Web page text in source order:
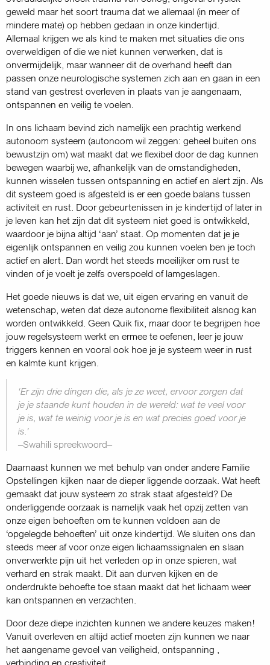
geweld maar het soort trauma dat we allemaal (in meer of
mindere mate) op hebben gedaan in onze kindertijd.
Allemaal krijgen we als kind te maken met situaties die ons
overweldigen of die we niet kunnen verwerken, dat is
onvermijdelijk, maar wanneer dit de overhand heeft dan
passen onze neurologische systemen zich aan en gaan in een
stand van gestrest overleven in plaats van je aangenaam,
ontspannen en veilig te voelen.
In ons lichaam bevind zich namelijk een prachtig werkend
autonoom systeem (autonoom wil zeggen: geheel buiten ons
bewustzijn om) wat maakt dat we flexibel door de dag kunnen
bewegen waarbij we, afhankelijk van de omstandigheden,
kunnen wisselen tussen ontspanning en actief en alert zijn. Als
dit systeem goed is afgesteld is er een goede balans tussen
activiteit en rust. Door gebeurtenissen in je kindertijd of later in
je leven kan het zijn dat dit systeem niet goed is ontwikkeld,
waardoor je bijna altijd ‘aan’ staat. Op momenten dat je je
eigenlijk ontspannen en veilig zou kunnen voelen ben je toch
actief en alert. Dan wordt het steeds moeilijker om rust te
vinden of je voelt je zelfs overspoeld of lamgeslagen.
Het goede nieuws is dat we, uit eigen ervaring en vanuit de
wetenschap, weten dat deze autonome flexibiliteit alsnog kan
worden ontwikkeld. Geen Quik fix, maar door te begrijpen hoe
jouw regelsysteem werkt en ermee te oefenen, leer je jouw
triggers kennen en vooral ook hoe je je systeem weer in rust
en kalmte kunt krijgen.
‘Er zijn drie dingen die, als je ze weet, ervoor zorgen dat
je je staande kunt houden in de wereld: wat te veel voor
je is, wat te weinig voor je is en wat precies goed voor je
is.’
–Swahili spreekwoord–
Daarnaast kunnen we met behulp van onder andere Familie
Opstellingen kijken naar de dieper liggende oorzaak. Wat heeft
gemaakt dat jouw systeem zo strak staat afgesteld? De
onderliggende oorzaak is namelijk vaak het opzij zetten van
onze eigen behoeften om te kunnen voldoen aan de
‘opgelegde behoeften’ uit onze kindertijd. We sluiten ons dan
steeds meer af voor onze eigen lichaamssignalen en slaan
onverwerkte pijn uit het verleden op in onze spieren, wat
verhard en strak maakt. Dit aan durven kijken en de
onderdrukte behoefte toe staan maakt dat het lichaam weer
kan ontspannen en verzachten.
Door deze diepe inzichten kunnen we andere keuzes maken!
Vanuit overleven en altijd actief moeten zijn kunnen we naar
het aangename gevoel van veiligheid, ontspanning ,
verbinding en creativiteit.